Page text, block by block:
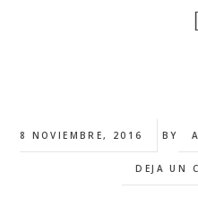
8 NOVIEMBRE, 2016 BY
DEJA UN